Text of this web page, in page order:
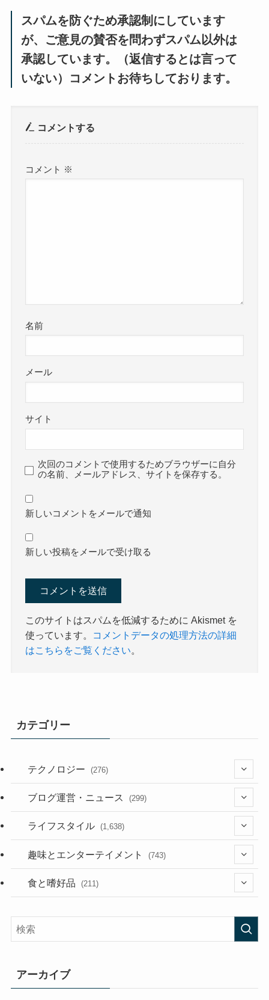
スパムを防ぐため承認制にしています
が、ご意見の賛否を問わずスパム以外は
承認しています。（返信するとは言って
いない）コメントお待ちしております。
コメントする
コメント ※
名前
メール
サイト
次回のコメントで使用するためブラウザーに自分
の名前、メールアドレス、サイトを保存する。
新しいコメントをメールで通知
新しい投稿をメールで受け取る
このサイトはスパムを低減するために Akismet を
使っています。
コメントデータの処理方法の詳細
はこちらをご覧ください。
カテゴリー
テクノロジー (276)
(36)
(187)
ブログ運営・ニュース (299)
(118)
(181)
ライフスタイル (1,638)
(394)
(282)
(33)
趣味とエンターテイメント (743)
(56)
食と嗜好品 (211)
アーカイブ